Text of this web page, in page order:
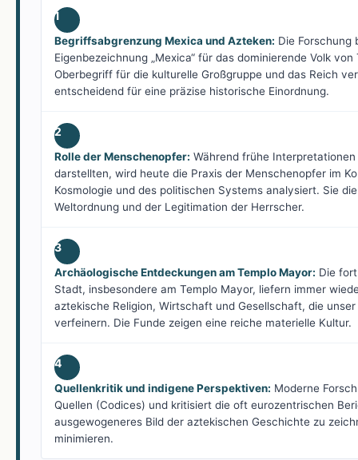
1
Begriffsabgrenzung Mexica und Azteken: Die Forschung
Eigenbezeichnung „Mexica“ für das dominierende Volk
Oberbegriff für die kulturelle Großgruppe und das Reich
entscheidend für eine präzise historische Einordnung.
2
Rolle der Menschenopfer: Während frühe Interpretationen
darstellten, wird heute die Praxis der Menschenopfer im
Kosmologie und des politischen Systems analysiert. Sie
Weltordnung und der Legitimation der Herrscher.
3
Archäologische Entdeckungen am Templo Mayor: Die
Stadt, insbesondere am Templo Mayor, liefern immer
aztekische Religion, Wirtschaft und Gesellschaft, die
verfeinern. Die Funde zeigen eine reiche materielle Kultur.
4
Quellenkritik und indigene Perspektiven: Moderne
Quellen (Codices) und kritisiert die oft eurozentrischen
ausgewogeneres Bild der aztekischen Geschichte zu
minimieren.